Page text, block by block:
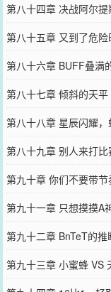
第八十四章 决战阿尔提
第八十五章 又到了危险
第八十六章 BUFF叠满
第八十七章 倾斜的天平
第八十八章 星辰闪耀，
第八十九章 别人来打比
第九十章 你们不要带节
第九十一章 只想摸摸A
第九十二章 BnTeT的推
第九十三章 小蜜蜂 VS